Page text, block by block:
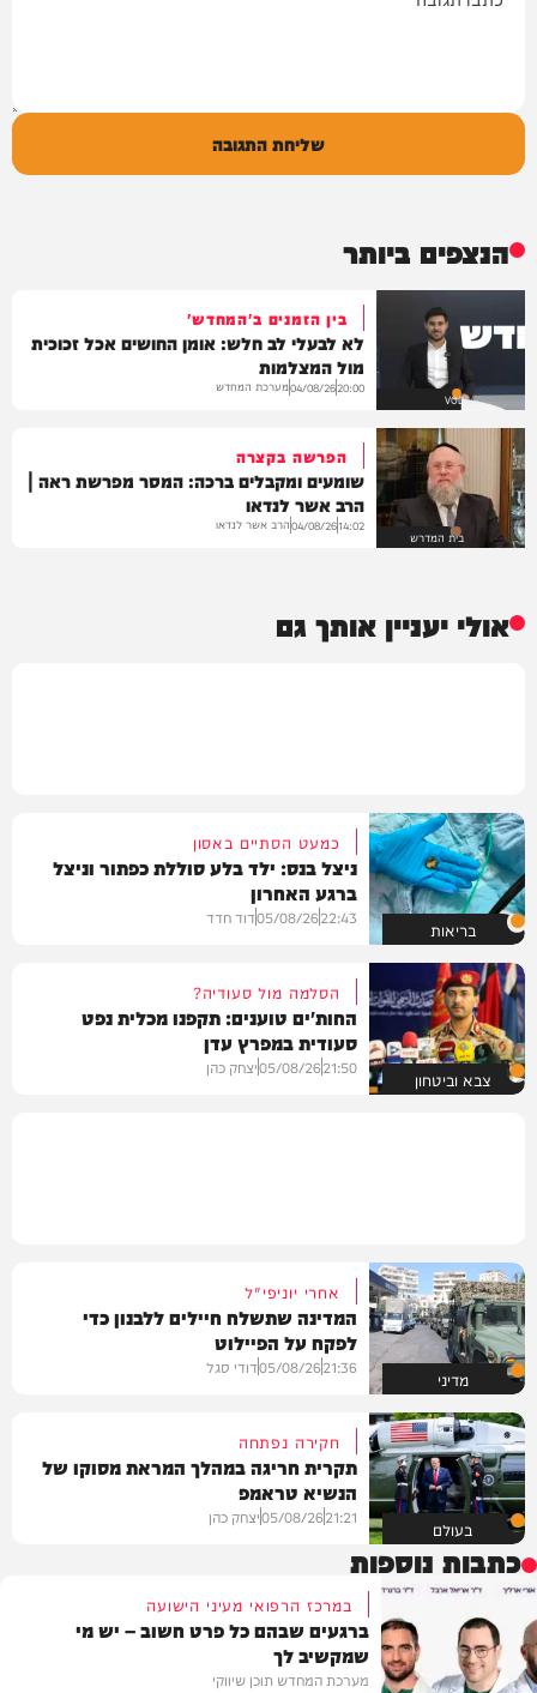
שליחת התגובה
הנצפים ביותר
VOD
בין הזמנים ב'המחדש'
לא לבעלי לב חלש: אומן החושים אכל זכוכית
מול המצלמות
20:00
04/08/26מערכת המחדש
בית המדרש
הפרשה בקצרה
שומעים ומקבלים ברכה: המסר מפרשת ראה |
הרב אשר לנדאו
14:02
04/08/26הרב אשר לנדאו
אולי יעניין אותך גם
בריאות
כמעט הסתיים באסון
ניצל בנס: ילד בלע סוללת כפתור וניצל
ברגע האחרון
22:43
05/08/26דוד חדד
צבא וביטחון
הסלמה מול סעודיה?
החות'ים טוענים: תקפנו מכלית נפט
סעודית במפרץ עדן
21:50
05/08/26יצחק כהן
מדיני
אחרי יוניפי"ל
המדינה שתשלח חיילים ללבנון כדי
לפקח על הפיילוט
21:36
05/08/26דודי סגל
בעולם
חקירה נפתחה
תקרית חריגה במהלך המראת מסוקו של
הנשיא טראמפ
21:21
05/08/26יצחק כהן
כתבות נוספות
במרכז הרפואי מעיני הישועה
ברגעים שבהם כל פרט חשוב – יש מי
שמקשיב לך
מערכת המחדש תוכן שיווקי